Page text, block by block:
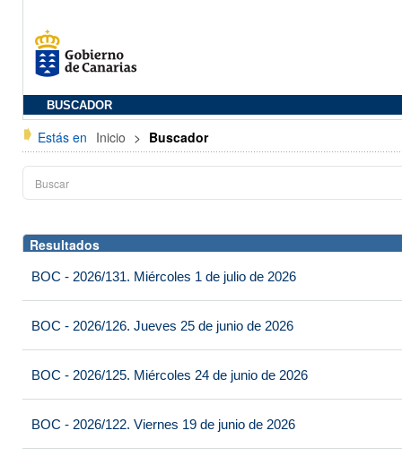
BUSCADOR
Estás en Inicio > Buscador
Resultados
BOC - 2026/131. Miércoles 1 de julio de 2026
BOC - 2026/126. Jueves 25 de junio de 2026
BOC - 2026/125. Miércoles 24 de junio de 2026
BOC - 2026/122. Viernes 19 de junio de 2026